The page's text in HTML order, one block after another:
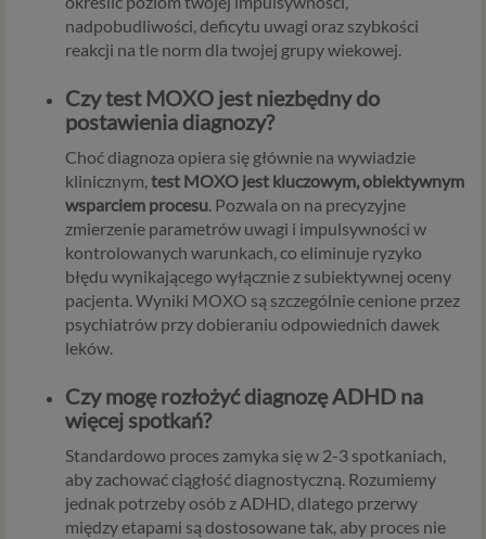
nadpobudliwości, deficytu uwagi oraz szybkości
reakcji na tle norm dla twojej grupy wiekowej.
Czy test MOXO jest niezbędny do
postawienia diagnozy?
Choć diagnoza opiera się głównie na wywiadzie
klinicznym,test MOXO jest kluczowym, obiektywnym
wsparciem procesu. Pozwala on na precyzyjne
zmierzenie parametrów uwagi i impulsywności w
kontrolowanych warunkach, co eliminuje ryzyko
błędu wynikającego wyłącznie z subiektywnej oceny
pacjenta. Wyniki MOXO są szczególnie cenione przez
psychiatrów przy dobieraniu odpowiednich dawek
leków.
Czy mogę rozłożyć diagnozę ADHD na
więcej spotkań?
Standardowo proces zamyka się w 2-3 spotkaniach,
aby zachować ciągłość diagnostyczną. Rozumiemy
jednak potrzeby osób z ADHD, dlatego przerwy
między etapami są dostosowane tak, aby proces nie
użytkowników (np. personalizowanie treści w
usługach) jak również prowadzenie marketingu i
promocji własnych usług administratora
Psychorada.pl w serwisie administratora (np. jeśli
interesujesz się psychologią dziecka i oglądasz
materiały na ten temat w Psychorada.pl to możemy
Ci wyświetlić reklamę na podobny temat).
Twoja dobrowolna zgoda. Aby móc pokazać
interesujące Cię oferty reklamowe (np. produktu lub
usługi, których możesz potrzebować) reklamodawcy
i ich przedstawiciele muszą mieć możliwość
przetwarzania Twoich danych. Udzielenie takiej
zgody jest całkowicie dobrowolne, i jeśli nie chcesz,
nie musisz jej udzielać. Dzięki naszemu rozwiązaniu
masz również możliwość ograniczenia zakresu lub
Twoje dane, w ramach naszych usług, przetwarzane będą
wyłącznie w przypadku posiadania przez nas lub inny
podmiot przetwarzający dane jednej z dopuszczonych
przez RODO podstaw prawnych i wyłącznie w celu
dostosowanym do danej podstawy, zgodnie z opisem
powyżej. Twoje dane przetwarzane będą do czasu